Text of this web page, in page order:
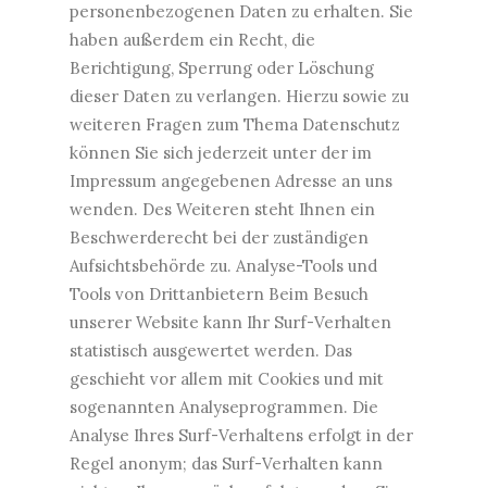
personenbezogenen Daten zu erhalten. Sie
haben außerdem ein Recht, die
Berichtigung, Sperrung oder Löschung
dieser Daten zu verlangen. Hierzu sowie zu
weiteren Fragen zum Thema Datenschutz
können Sie sich jederzeit unter der im
Impressum angegebenen Adresse an uns
wenden. Des Weiteren steht Ihnen ein
Beschwerderecht bei der zuständigen
Aufsichtsbehörde zu. Analyse-Tools und
Tools von Drittanbietern Beim Besuch
unserer Website kann Ihr Surf-Verhalten
statistisch ausgewertet werden. Das
geschieht vor allem mit Cookies und mit
sogenannten Analyseprogrammen. Die
Analyse Ihres Surf-Verhaltens erfolgt in der
Regel anonym; das Surf-Verhalten kann